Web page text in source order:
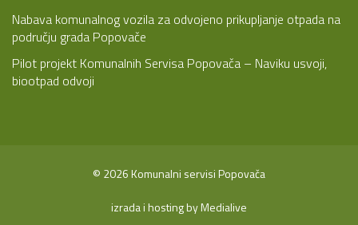
Nabava komunalnog vozila za odvojeno prikupljanje otpada na
području grada Popovače
Pilot projekt Komunalnih Servisa Popovača – Naviku usvoji,
biootpad odvoji
© 2026 Komunalni servisi Popovača
izrada i hosting byMedialive